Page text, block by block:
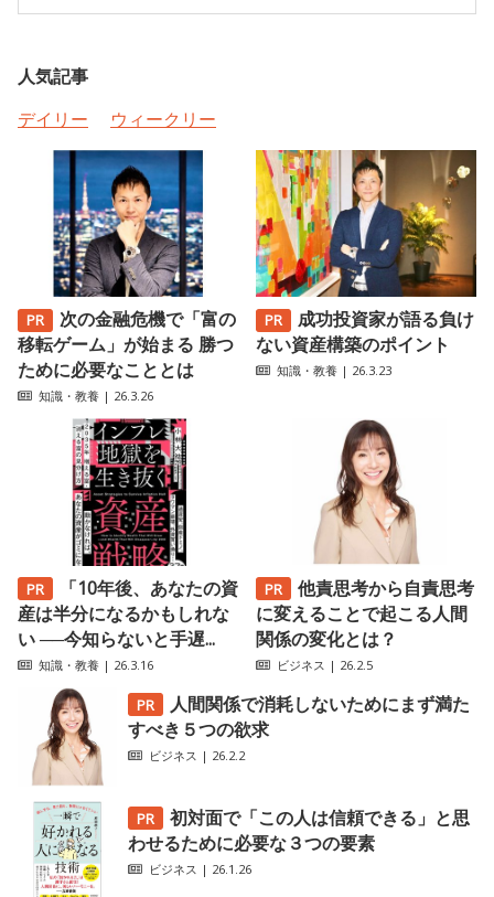
人気記事
デイリー
ウィークリー
次の金融危機で「富の
移転ゲーム」が始まる 勝つ
ために必要なこととは
知識・教養 | 26.3.26
成功投資家が語る負け
ない資産構築のポイント
知識・教養 | 26.3.23
「10年後、あなたの資
産は半分になるかもしれな
い ──今知らないと手遅...
知識・教養 | 26.3.16
他責思考から自責思考
に変えることで起こる人間
関係の変化とは？
ビジネス | 26.2.5
人間関係で消耗しないためにまず満た
すべき５つの欲求
ビジネス | 26.2.2
初対面で「この人は信頼できる」と思
わせるために必要な３つの要素
ビジネス | 26.1.26